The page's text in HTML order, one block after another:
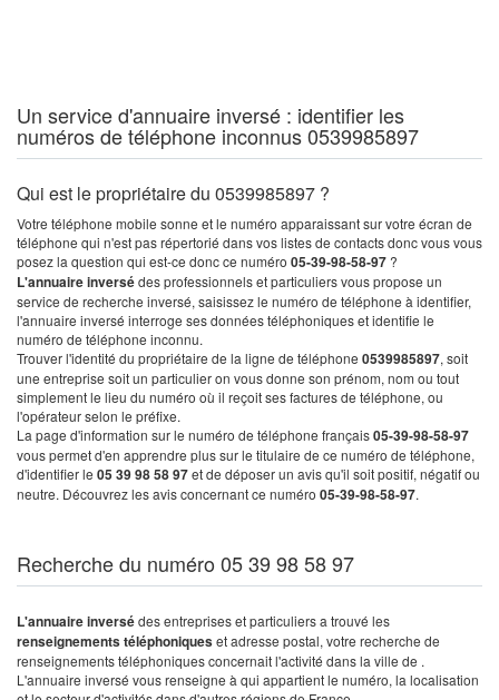
Un service d'annuaire inversé : identifier les
numéros de téléphone inconnus 0539985897
Qui est le propriétaire du 0539985897 ?
Votre téléphone mobile sonne et le numéro apparaissant sur votre écran de
téléphone qui n'est pas répertorié dans vos listes de contacts donc vous vous
posez la question qui est-ce donc ce numéro 05-39-98-58-97 ?
L'annuaire inversédes professionnels et particuliers vous propose un
service de recherche inversé, saisissez le numéro de téléphone à identifier,
l'annuaire inversé interroge ses données téléphoniques et identifie le
numéro de téléphone inconnu.
Trouver l'identité du propriétaire de la ligne de téléphone 0539985897, soit
une entreprise soit un particulier on vous donne son prénom, nom ou tout
simplement le lieu du numéro où il reçoit ses factures de téléphone, ou
l'opérateur selon le préfixe.
La page d'information sur le numéro de téléphone français05-39-98-58-97
vous permet d'en apprendre plus sur le titulaire de ce numéro de téléphone,
d'identifier le 05 39 98 58 97et de déposer un avis qu'il soit positif, négatif ou
neutre. Découvrez les avis concernant ce numéro 05-39-98-58-97.
Recherche du numéro 05 39 98 58 97
L'annuaire inversédes entreprises et particuliers a trouvé les
renseignements téléphoniqueset adresse postal, votre recherche de
renseignements téléphoniques concernait l'activité dans la ville de .
L'annuaire inversé vous renseigne à qui appartient le numéro, la localisation